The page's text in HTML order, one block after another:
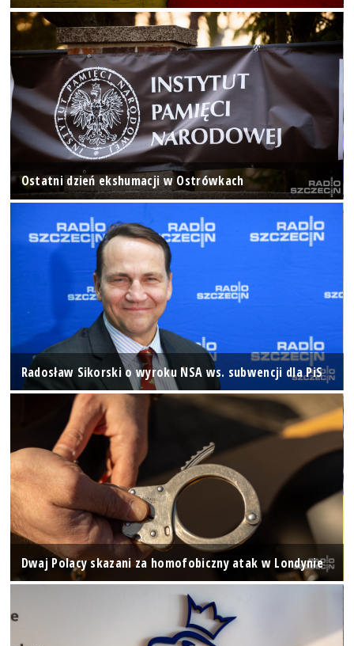
Ostatni dzień ekshumacji w Ostrówkach
Radosław Sikorski o wyroku NSA ws. subwencji dla PiS
Dwaj Polacy skazani za homofobiczny atak w Londynie